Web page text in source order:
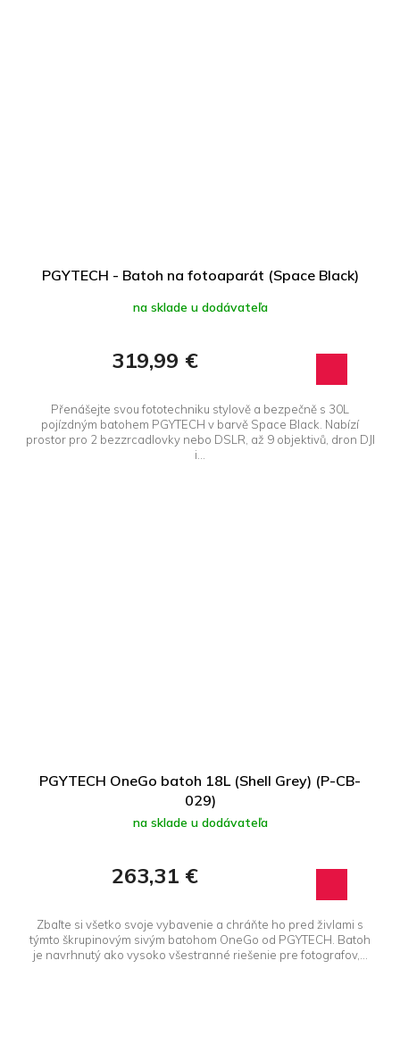
PGYTECH - Batoh na fotoaparát (Space Black)
na sklade u dodávateľa
319,99 €
Přenášejte svou fototechniku stylově a bezpečně s 30L
pojízdným batohem PGYTECH v barvě Space Black. Nabízí
prostor pro 2 bezzrcadlovky nebo DSLR, až 9 objektivů, dron DJI
i...
PGYTECH OneGo batoh 18L (Shell Grey) (P-CB-
029)
na sklade u dodávateľa
263,31 €
Zbaľte si všetko svoje vybavenie a chráňte ho pred živlami s
týmto škrupinovým sivým batohom OneGo od PGYTECH. Batoh
je navrhnutý ako vysoko všestranné riešenie pre fotografov,...